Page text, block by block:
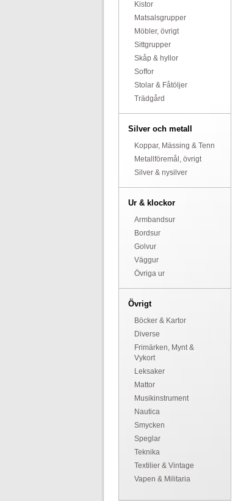
Kistor
Matsalsgrupper
Möbler, övrigt
Sittgrupper
Skåp & hyllor
Soffor
Stolar & Fåtöljer
Trädgård
Silver och metall
Koppar, Mässing & Tenn
Metallföremål, övrigt
Silver & nysilver
Ur & klockor
Armbandsur
Bordsur
Golvur
Väggur
Övriga ur
Övrigt
Böcker & Kartor
Diverse
Frimärken, Mynt &
Vykort
Leksaker
Mattor
Musikinstrument
Nautica
Smycken
Speglar
Teknika
Textilier & Vintage
Vapen & Militaria